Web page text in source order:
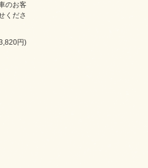
のお客
くださ
円)